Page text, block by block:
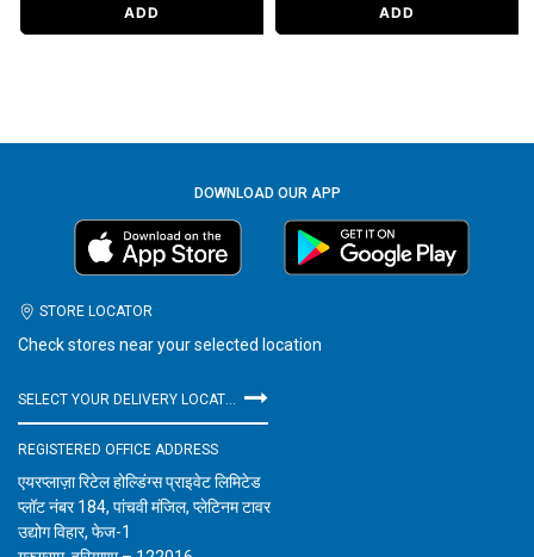
ADD ADD
DOWNLOAD OUR APP
STORE LOCATOR
Check stores near your selected location
SELECT YOUR DELIVERY LOCATION
REGISTERED OFFICE ADDRESS
एयरप्लाज़ा रिटेल होल्डिंग्स प्राइवेट लिमिटेड
प्लॉट नंबर 184, पांचवी मंजिल, प्लेटिनम टावर
उद्योग विहार, फेज-1